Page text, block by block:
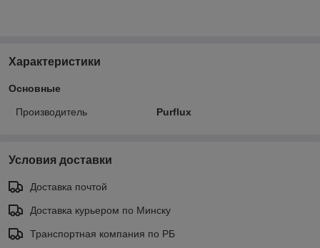
Характеристики
Основные
Производитель Purflux
Условия доставки
Доставка почтой
Доставка курьером по Минску
Транспортная компания по РБ